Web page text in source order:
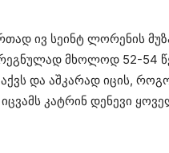
ივ სეინტ ლორენის
მხოლოდ 52-54
და აშკარად იცის,
კატრინ დენევი